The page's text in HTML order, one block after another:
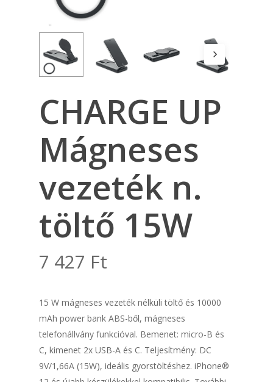
CHARGE UP
Mágneses
vezeték n.
töltő 15W
7 427 Ft
15 W mágneses vezeték nélküli töltő és 10000
mAh power bank ABS-ből, mágneses
telefonállvány funkcióval. Bemenet: micro-B és
C, kimenet 2x USB-A és C. Teljesítmény: DC
9V/1,66A (15W), ideális gyorstöltéshez. iPhone®